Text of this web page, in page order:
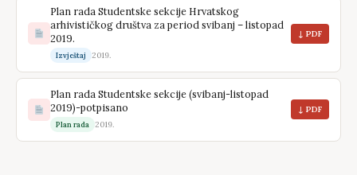
Plan rada Studentske sekcije Hrvatskog
arhivističkog društva za period svibanj – listopad
2019.
Izvještaj 2019.
↓ PDF
Plan rada Studentske sekcije (svibanj-listopad
2019)-potpisano
Plan rada 2019.
↓ PDF